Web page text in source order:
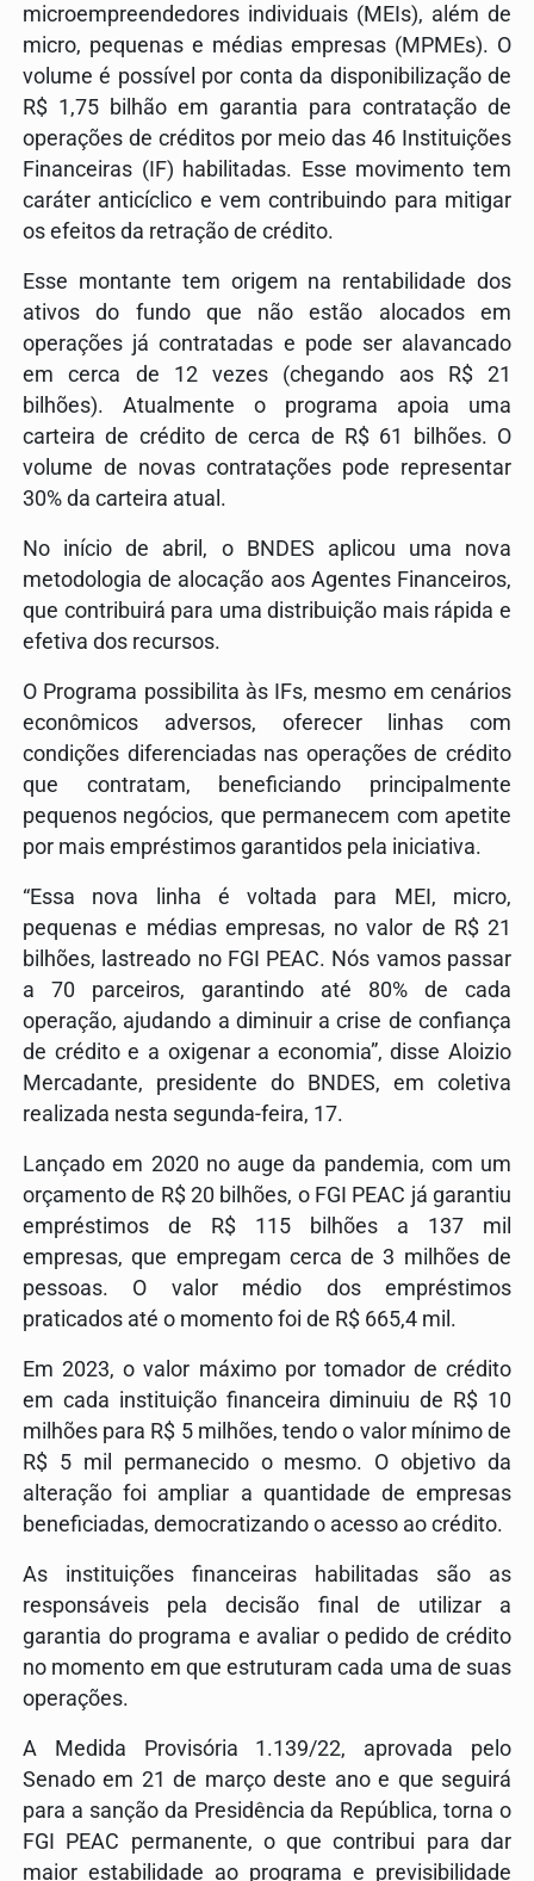
microempreendedores individuais (MEIs), além de
micro, pequenas e médias empresas (MPMEs). O
volume é possível por conta da disponibilização de
R$ 1,75 bilhão em garantia para contratação de
operações de créditos por meio das 46 Instituições
Financeiras (IF) habilitadas. Esse movimento tem
caráter anticíclico e vem contribuindo para mitigar
os efeitos da retração de crédito.
Esse montante tem origem na rentabilidade dos
ativos do fundo que não estão alocados em
operações já contratadas e pode ser alavancado
em cerca de 12 vezes (chegando aos R$ 21
bilhões). Atualmente o programa apoia uma
carteira de crédito de cerca de R$ 61 bilhões. O
volume de novas contratações pode representar
30% da carteira atual.
No início de abril, o BNDES aplicou uma nova
metodologia de alocação aos Agentes Financeiros,
que contribuirá para uma distribuição mais rápida e
efetiva dos recursos.
O Programa possibilita às IFs, mesmo em cenários
econômicos adversos, oferecer linhas com
condições diferenciadas nas operações de crédito
que contratam, beneficiando principalmente
pequenos negócios, que permanecem com apetite
por mais empréstimos garantidos pela iniciativa.
“Essa nova linha é voltada para MEI, micro,
pequenas e médias empresas, no valor de R$ 21
bilhões, lastreado no FGI PEAC. Nós vamos passar
a 70 parceiros, garantindo até 80% de cada
operação, ajudando a diminuir a crise de confiança
de crédito e a oxigenar a economia”, disse Aloizio
Mercadante, presidente do BNDES, em coletiva
realizada nesta segunda-feira, 17.
Lançado em 2020 no auge da pandemia, com um
orçamento de R$ 20 bilhões, o FGI PEAC já garantiu
empréstimos de R$ 115 bilhões a 137 mil
empresas, que empregam cerca de 3 milhões de
pessoas. O valor médio dos empréstimos
praticados até o momento foi de R$ 665,4 mil.
Em 2023, o valor máximo por tomador de crédito
em cada instituição financeira diminuiu de R$ 10
milhões para R$ 5 milhões, tendo o valor mínimo de
R$ 5 mil permanecido o mesmo. O objetivo da
alteração foi ampliar a quantidade de empresas
beneficiadas, democratizando o acesso ao crédito.
As instituições financeiras habilitadas são as
responsáveis pela decisão final de utilizar a
garantia do programa e avaliar o pedido de crédito
no momento em que estruturam cada uma de suas
operações.
A Medida Provisória 1.139/22, aprovada pelo
Senado em 21 de março deste ano e que seguirá
para a sanção da Presidência da República, torna o
FGI PEAC permanente, o que contribui para dar
maior estabilidade ao programa e previsibilidade